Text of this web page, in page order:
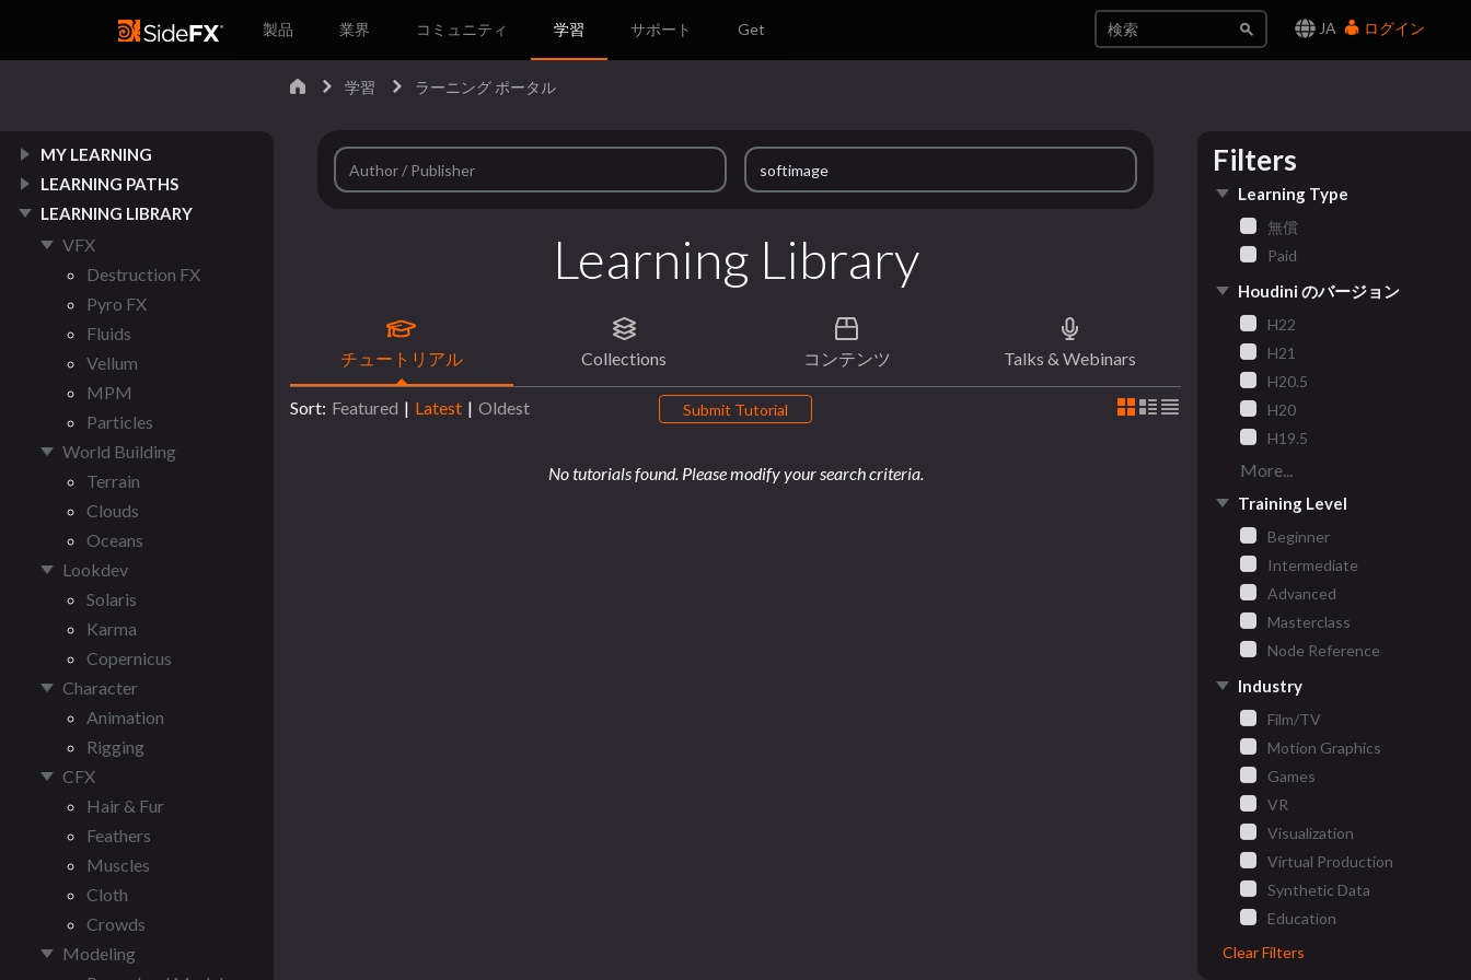
JA ログイン
製品 業界 コミュニティ 学習 サポート Get
MY LEARNING
LEARNING PATHS
LEARNING LIBRARY
VFX
Destruction FX
Pyro FX
Fluids
Vellum
MPM
Particles
World Building
Terrain
Clouds
Oceans
Lookdev
Solaris
Karma
Copernicus
Character
Animation
Rigging
CFX
Hair & Fur
Feathers
Muscles
Cloth
Crowds
Modeling
学習 ラーニング ポータル
Learning Library
チュートリアル Collections コンテンツ Talks & Webinars
Sort: Featured | Latest | Oldest Submit Tutorial
No tutorials found. Please modify your search criteria.
Filters
Learning Type
無償
Paid
Houdini のバージョン
H22
H21
H20.5
H20
H19.5
More...
Training Level
Beginner
Intermediate
Advanced
Masterclass
Node Reference
Industry
Film/TV
Motion Graphics
Games
VR
Visualization
Virtual Production
Synthetic Data
Education
Clear Filters